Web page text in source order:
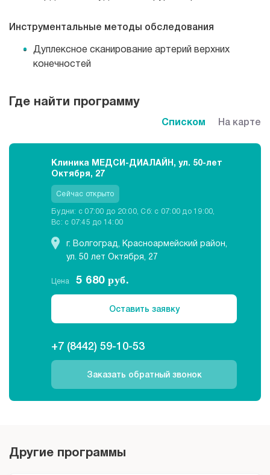
Инструментальные методы обследования
Дуплексное сканирование артерий верхних
конечностей
Списком На карте
Где найти программу
Клиника МЕДСИ-ДИАЛАЙН, ул. 50-лет
Октября, 27
Сейчас открыто
Будни: c 07:00 до 20:00, Сб: c 07:00 до 19:00,
Вс: c 07:45 до 14:00
г. Волгоград, Красноармейский район,
ул. 50 лет Октября, 27
+7 (8442) 59-10-53
Заказать обратный звонок
Цена 5 680руб.
Оставить заявку
Другие программы